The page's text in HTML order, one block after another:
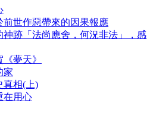
前世作惡帶來的因果報應
神跡「法尚應舍，何況非法」，感
夢天》
家
真相(上)
在用心